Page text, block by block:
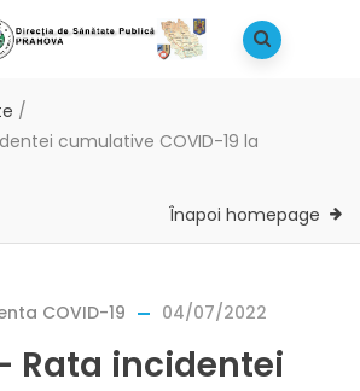
/
cumulative COVID-19 la
Înapoi homepage
COVID-19 04/07/2022
Rata incidentei